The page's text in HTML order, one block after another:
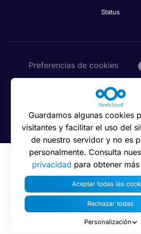
Status
Preferencias de cookies
© 2016 - 2026 Nextcloud
Guardamos algunas cookies
visitantes y facilitar el uso del
de nuestro servidor y no es
personalmente. Consulta
privacidad para obtener
Aceptar todas las
Rechazar todas
Personalización